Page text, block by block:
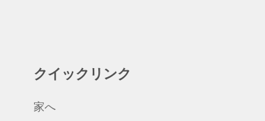
クイックリンク
家へ